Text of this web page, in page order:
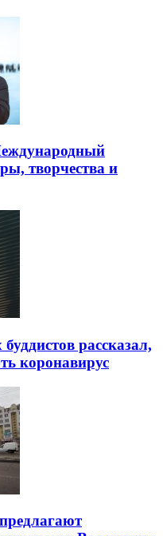
творчества и
рассказал,
коронавирус